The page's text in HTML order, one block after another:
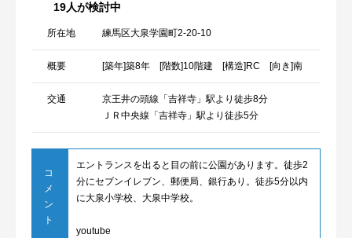
19人が検討中
所在地 練馬区大泉学園町2-20-10
概要 [築年]築8年 [階数]10階建 [構造]RC [向き]南
交通
京王井の頭線「吉祥寺」駅より徒歩8分
ＪＲ中央線「吉祥寺」駅より徒歩5分
コ
メ
ン
ト
エントランスを出ると目の前に公園があります。徒歩2
分にセブンイレブン、郵便局、銀行あり。徒歩5分以内
に大泉小学校、大泉中学校。
youtube